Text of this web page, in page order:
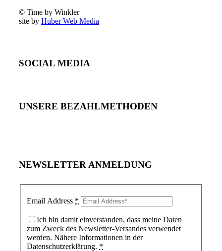
© Time by Winkler
site by Huber Web Media
SOCIAL MEDIA
UNSERE BEZAHLMETHODEN
NEWSLETTER ANMELDUNG
Email Address *
Ich bin damit einverstanden, dass meine Daten
zum Zweck des Newsletter-Versandes verwendet
werden. Nähere Informationen in der
Datenschutzerklärung. *